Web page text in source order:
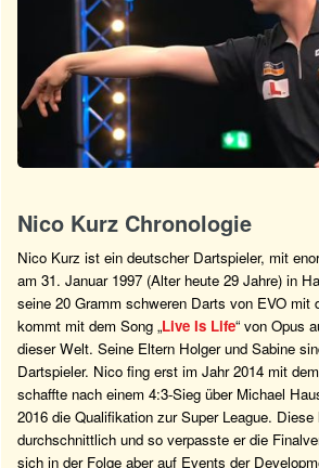
Nico Kurz Chronologie
Nico Kurz ist ein deutscher Dartspieler, mit
am 31. Januar 1997 (Alter heute 29 Jahre) in
seine 20 Gramm schweren Darts von EVO mit
kommt mit dem Song „Live Is Life“ von Opus
dieser Welt. Seine Eltern Holger und Sabine
Dartspieler. Nico fing erst im Jahr 2014 mit
schaffte nach einem 4:3-Sieg über Michael
2016 die Qualifikation zur Super League.
durchschnittlich und so verpasste er die
sich in der Folge aber auf Events der